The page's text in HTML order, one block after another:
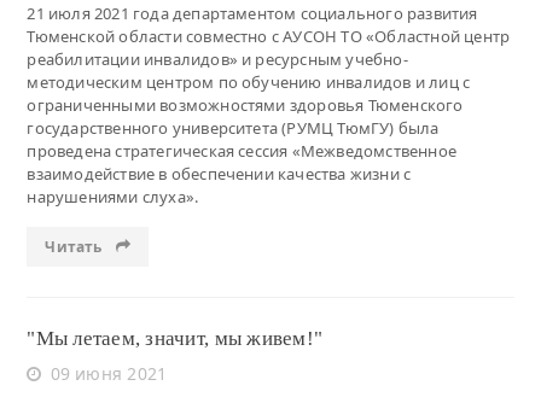
21 июля 2021 года департаментом социального развития
Тюменской области совместно с АУСОН ТО «Областной центр
реабилитации инвалидов» и ресурсным учебно-
методическим центром по обучению инвалидов и лиц с
ограниченными возможностями здоровья Тюменского
государственного университета (РУМЦ ТюмГУ) была
проведена стратегическая сессия «Межведомственное
взаимодействие в обеспечении качества жизни с
нарушениями слуха».
Читать
"Мы летаем, значит, мы живем!"
09 июня 2021